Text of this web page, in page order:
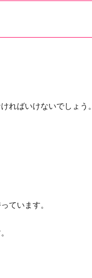
ればいけないでしょう。
ています。